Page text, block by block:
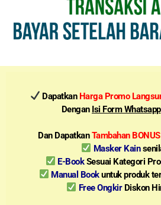
Dapatkan Harga Promo
Dengan Isi Form Whatsapp
Dan DapatkanTambahan
Masker Kain
E-BookSesuai Kategori
Manual Bookuntuk produk
Free OngkirDiskon